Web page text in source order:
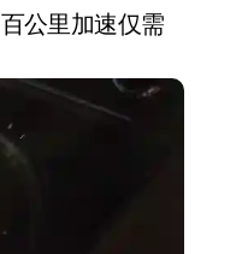
公里加速仅需